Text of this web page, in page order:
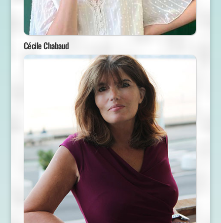
Cécile Chabaud